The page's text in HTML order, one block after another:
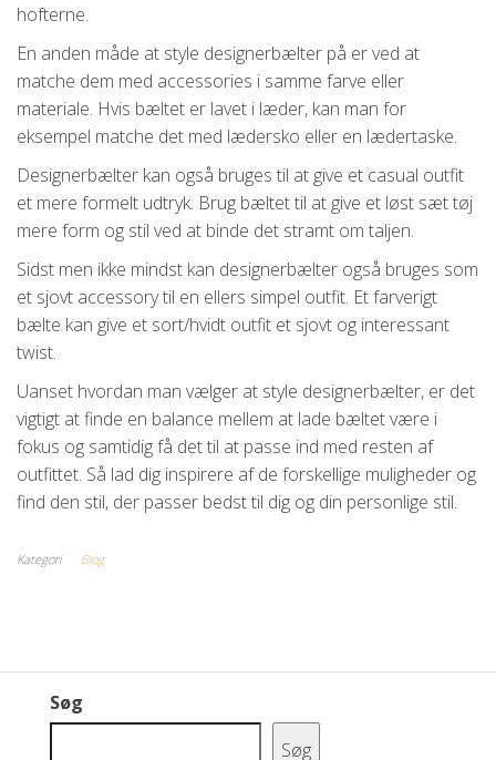
hofterne.
En anden måde at style designerbælter på er ved at
matche dem med accessories i samme farve eller
materiale. Hvis bæltet er lavet i læder, kan man for
eksempel matche det med lædersko eller en lædertaske.
Designerbælter kan også bruges til at give et casual outfit
et mere formelt udtryk. Brug bæltet til at give et løst sæt tøj
mere form og stil ved at binde det stramt om taljen.
Sidst men ikke mindst kan designerbælter også bruges som
et sjovt accessory til en ellers simpel outfit. Et farverigt
bælte kan give et sort/hvidt outfit et sjovt og interessant
twist.
Uanset hvordan man vælger at style designerbælter, er det
vigtigt at finde en balance mellem at lade bæltet være i
fokus og samtidig få det til at passe ind med resten af
outfittet. Så lad dig inspirere af de forskellige muligheder og
find den stil, der passer bedst til dig og din personlige stil.
Kategori Blog
Søg
Søg